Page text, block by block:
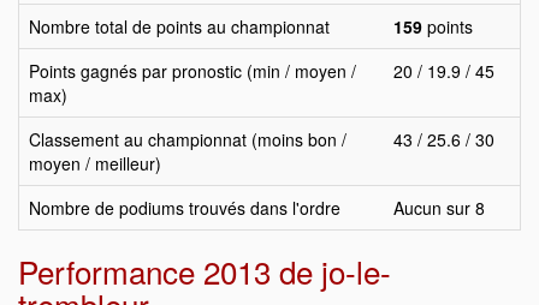
Nombre total de points au championnat 159 points
Points gagnés par pronostic (min / moyen /
max)
20 / 19.9 / 45
Classement au championnat (moins bon /
moyen / meilleur)
43 / 25.6 / 30
Nombre de podiums trouvés dans l'ordre Aucun sur 8
Performance 2013 de jo-le-